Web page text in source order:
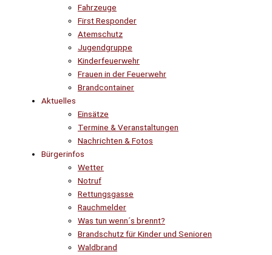
Fahrzeuge
First Responder
Atemschutz
Jugendgruppe
Kinderfeuerwehr
Frauen in der Feuerwehr
Brandcontainer
Aktuelles
Einsätze
Termine & Veranstaltungen
Nachrichten & Fotos
Bürgerinfos
Wetter
Notruf
Rettungsgasse
Rauchmelder
Was tun wenn´s brennt?
Brandschutz für Kinder und Senioren
Waldbrand